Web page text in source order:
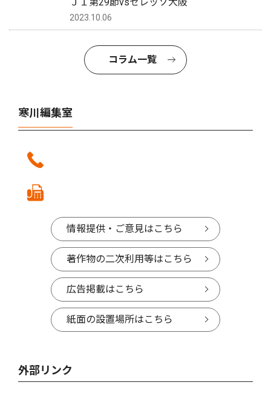
2023.10.06
コラム一覧
寒川編集室
情報提供・ご意見はこちら
著作物の二次利用等はこちら
広告掲載はこちら
紙面の設置場所はこちら
外部リンク